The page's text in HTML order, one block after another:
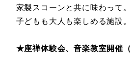
家製スコーンと共に味わって。
子どもも大人も楽しめる施設。
★座禅体験会、音楽教室開催